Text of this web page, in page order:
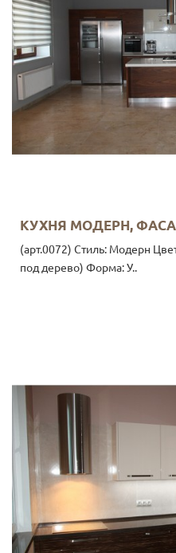
КУХНЯ МОДЕРН,
(арт.0072) Стиль: Модерн
под дерево) Форма: У..